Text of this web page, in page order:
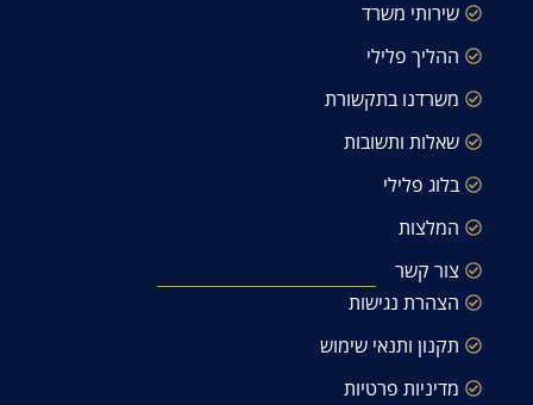
שירותי משרד
ההליך פלילי
משרדנו בתקשורת
שאלות ותשובות
בלוג פלילי
המלצות
צור קשר
הצהרת נגישות
תקנון ותנאי שימוש
מדיניות פרטיות